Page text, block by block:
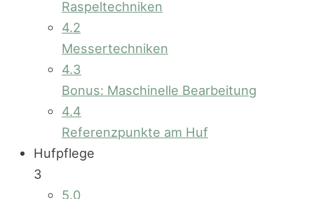
Raspeltechniken
4.2
Messertechniken
4.3
Bonus: Maschinelle Bearbeitung
4.4
Referenzpunkte am Huf
Hufpflege
3
5.0